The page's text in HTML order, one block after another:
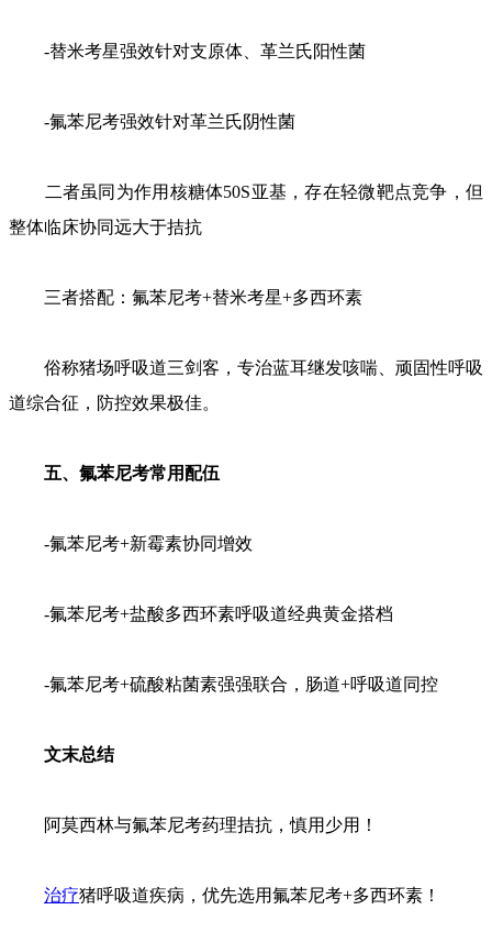
-替米考星强效针对支原体、革兰氏阳性菌
-氟苯尼考强效针对革兰氏阴性菌
二者虽同为作用核糖体50S亚基，存在轻微靶点竞争，但
整体临床协同远大于拮抗
三者搭配：氟苯尼考+替米考星+多西环素
俗称猪场呼吸道三剑客，专治蓝耳继发咳喘、顽固性呼吸
道综合征，防控效果极佳。
五、氟苯尼考常用配伍
-氟苯尼考+新霉素协同增效
-氟苯尼考+盐酸多西环素呼吸道经典黄金搭档
-氟苯尼考+硫酸粘菌素强强联合，肠道+呼吸道同控
文末总结
阿莫西林与氟苯尼考药理拮抗，慎用少用！
治疗猪呼吸道疾病，优先选用氟苯尼考+多西环素！